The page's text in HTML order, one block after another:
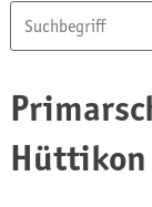
Hüttikon